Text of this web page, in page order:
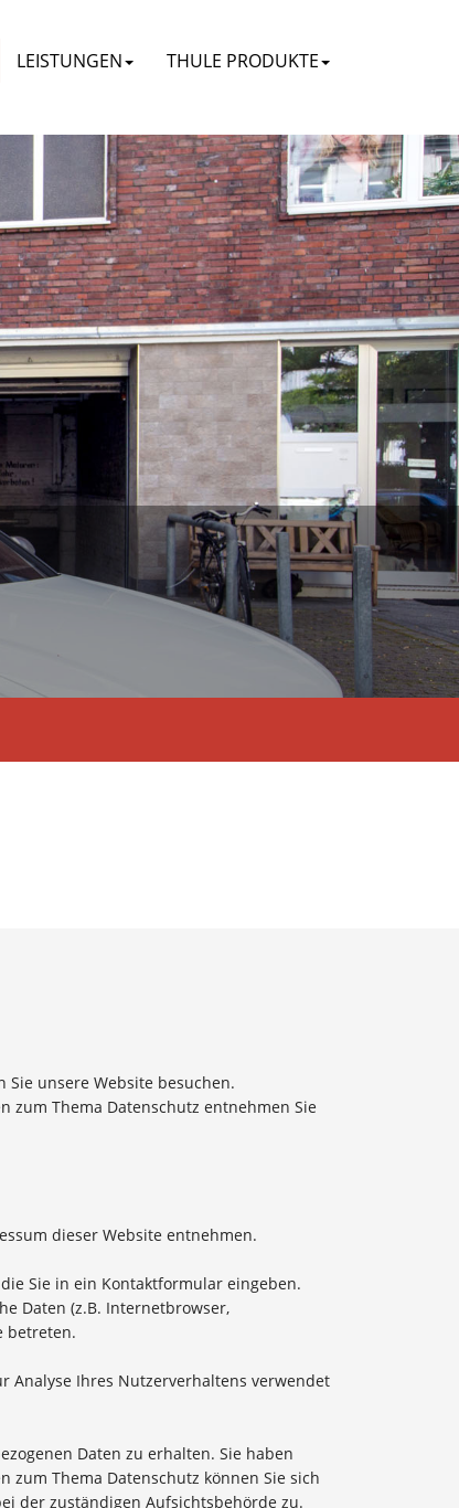
LEISTUNGEN THULE PRODUKTE
unsere Website besuchen.
zum Thema Datenschutz entnehmen Sie
dieser Website entnehmen.
Sie in ein Kontaktformular eingeben.
Daten (z.B. Internetbrowser,
betreten.
Analyse Ihres Nutzerverhaltens verwendet
Daten zu erhalten. Sie haben
zum Thema Datenschutz können Sie sich
der zuständigen Aufsichtsbehörde zu.